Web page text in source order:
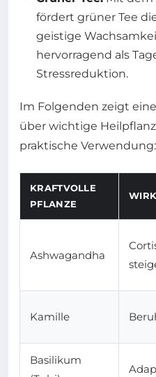
fördert grüner Tee
geistige
hervorragend als
Stressreduktion.
Im Folgenden zeigt
über wichtige
praktische Verwendung:
KRAFTVOLLE
PFLANZE
Ashwagandha
Kamille
Basilikum